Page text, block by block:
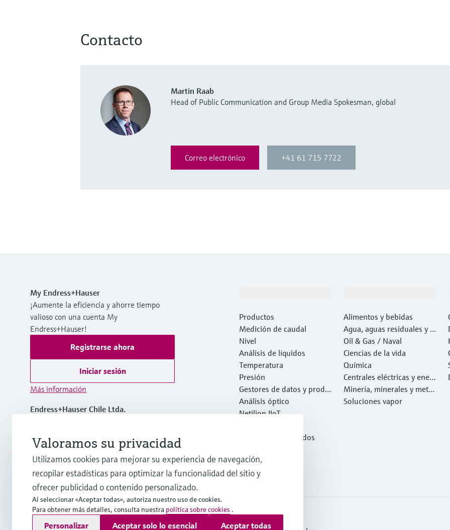
Contacto
Martin Raab
Head of Public Communication and Group Media Spokesman, global
Correo electrónico +41 61 715 7722
My Endress+Hauser
¡Aumente la eficiencia y ahorre tiempo
valioso con una cuenta My
Endress+Hauser!
Registrarse ahora
Iniciar sesión
Más información
Endress+Hauser Chile Ltda.
(56 2) 2398 9100
info@cl.endress.com
Productos
Medición de caudal
Nivel
Análisis de líquidos
Temperatura
Presión
Gestores de datos y produ
ctos de sistema
Análisis óptico
Netilion IIoT
Productos destacados
Servicios
Alimentos y bebidas
Agua, aguas residuales y r
esiduos
Oil & Gas / Naval
Ciencias de la vida
Química
Centrales eléctricas y ener
gía
Minería, minerales y metal
es
Soluciones vapor
Valoramos su privacidad
Utilizamos cookies para mejorar su experiencia de navegación,
recopilar estadísticas para optimizar la funcionalidad del sitio y
ofrecer publicidad o contenido personalizado.
Al seleccionar «Aceptar todas», autoriza nuestro uso de cookies.
Para obtener más detalles, consulta nuestra política sobre cookies .
Personalizar Aceptar solo lo esencial Aceptar todas